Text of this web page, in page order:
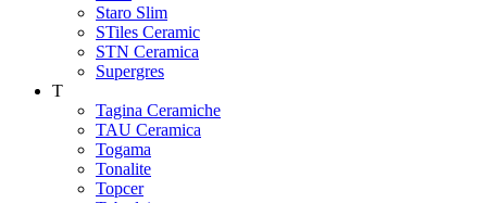
Staro Slim
STiles Ceramic
STN Ceramica
Supergres
T
Tagina Ceramiche
TAU Ceramica
Togama
Tonalite
Topcer